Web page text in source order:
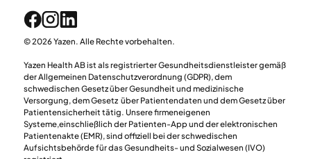
© 2026 Yazen. Alle Rechte vorbehalten.
Yazen Health AB ist als registrierter Gesundheitsdienstleister gemäß
der Allgemeinen Datenschutzverordnung (GDPR), dem
schwedischen Gesetz über Gesundheit und medizinische
Versorgung, dem Gesetz über Patientendaten und dem Gesetz über
Patientensicherheit tätig. Unsere firmeneigenen
Systeme,einschließlich der Patienten-App und der elektronischen
Patientenakte (EMR), sind offiziell bei der schwedischen
Aufsichtsbehörde für das Gesundheits- und Sozialwesen (IVO)